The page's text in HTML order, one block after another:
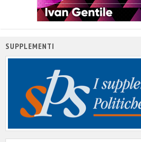
SUPPLEMENTI